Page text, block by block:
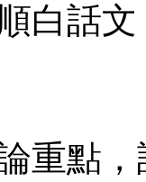
白話
重點